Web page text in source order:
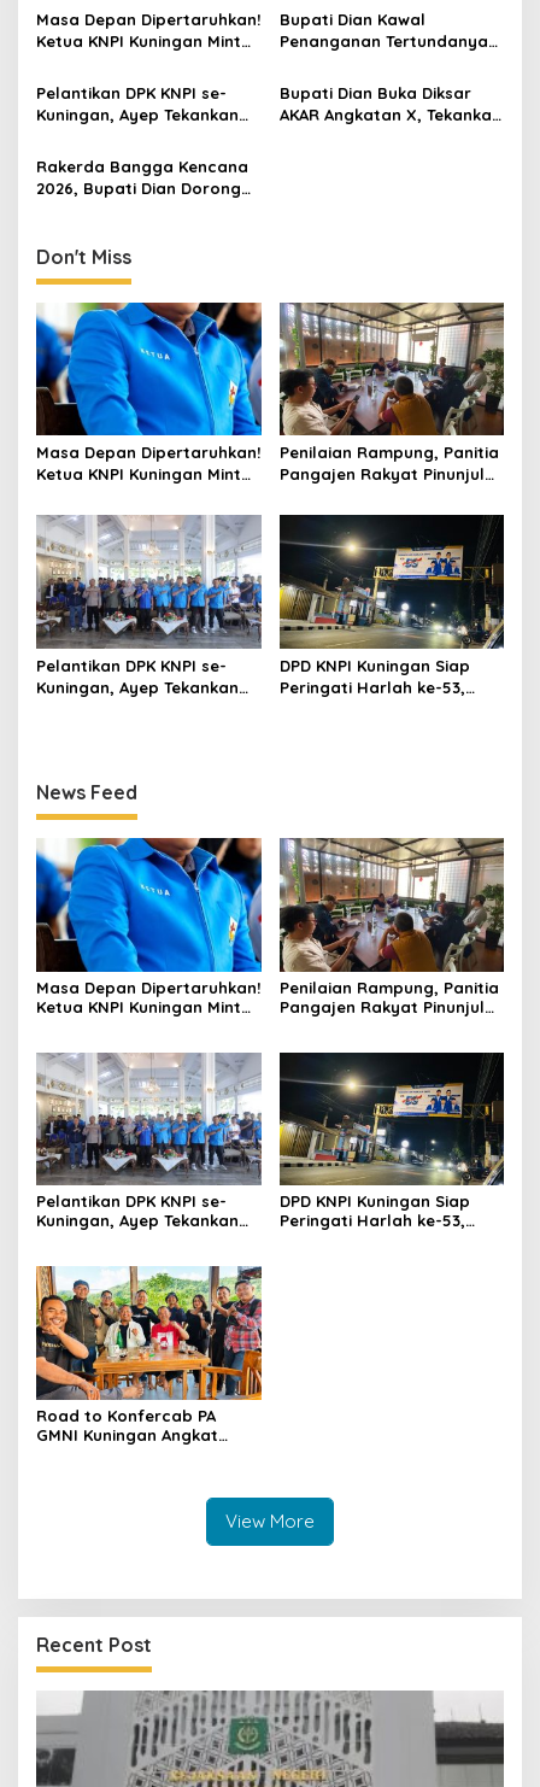
Masa Depan Dipertaruhkan!
Ketua KNPI Kuningan Minta
Evaluasi Besar
Bupati Dian Kawal
Penanganan Tertundanya
Umrah Kuningan, Minta Hak
Jemaah Dipenuhi
Pelantikan DPK KNPI se-
Kuningan, Ayep Tekankan
Pembangunan Daerah
Bupati Dian Buka Diksar
AKAR Angkatan X, Tekankan
Rakerda Bangga Kencana
2026, Bupati Dian Dorong
Berkualitas
Don't Miss
Masa Depan Dipertaruhkan!
Ketua KNPI Kuningan Minta
Evaluasi Besar
Penilaian Rampung, Panitia
Pangajen Rakyat Pinunjul
Pelantikan DPK KNPI se-
Kuningan, Ayep Tekankan
DPD KNPI Kuningan Siap
Peringati Harlah ke-53,
News Feed
Masa Depan Dipertaruhkan!
Ketua KNPI Kuningan Minta
Penilaian Rampung, Panitia
Pangajen Rakyat Pinunjul
Pelantikan DPK KNPI se-
Kuningan, Ayep Tekankan
DPD KNPI Kuningan Siap
Peringati Harlah ke-53,
Road to Konfercab PA
GMNI Kuningan Angkat
View More
Recent Post